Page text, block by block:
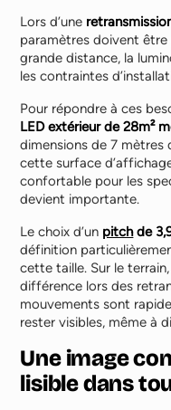
Lors d’une
paramètres doivent
grande distance, la
les contraintes
Pour répondre à ces
LED extérieur de 28m²
dimensions de 7 mètres
cette surface
confortable pour les
devient importante.
Le choix d’un pitchde
définition
cette taille. Sur le
différence lors des
mouvements sont
rester visibles, même à
Une image
lisible dans